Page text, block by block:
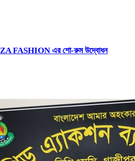
FASHION এর শো-রুম উদ্বোধন